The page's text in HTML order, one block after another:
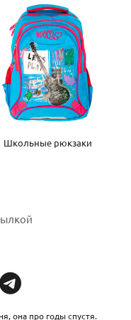
Школьные рюкзаки
она про годы спустя.